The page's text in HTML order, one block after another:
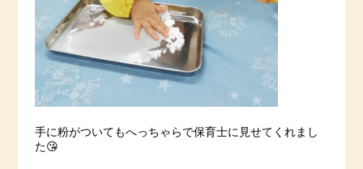
手に粉がついてもへっちゃらで保育士に見せてくれまし
た😘